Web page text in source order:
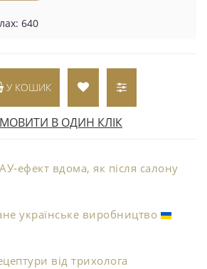
640
У КОШИК
В ОДИН КЛІК
ефект вдома, як після салону
українське виробництво
від трихолога